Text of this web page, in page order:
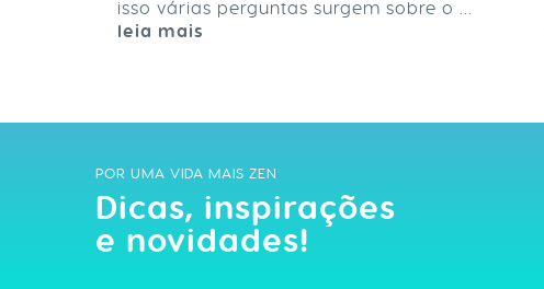
isso várias perguntas surgem sobre o ...
leia mais
POR UMA VIDA MAIS ZEN
Dicas, inspirações
e novidades!